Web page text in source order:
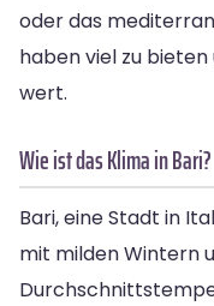
oder das
haben viel zu
wert.
Wie ist das Klima in Bari?
Bari, eine Stadt in
mit milden Wintern